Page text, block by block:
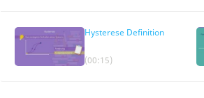
Hysterese Definition
(00:15)